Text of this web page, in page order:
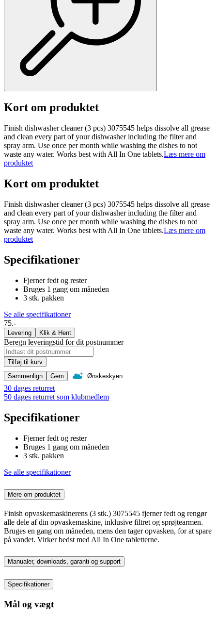
Kort om produktet
Finish dishwasher cleaner (3 pcs) 3075545 helps dissolve all grease
and clean every part of your dishwasher including the filter and
spray arm. Use once per month while washing the dishes to not
waste any water. Works best with All In One tablets.Læs mere om
produktet
Kort om produktet
Finish dishwasher cleaner (3 pcs) 3075545 helps dissolve all grease
and clean every part of your dishwasher including the filter and
spray arm. Use once per month while washing the dishes to not
waste any water. Works best with All In One tablets.Læs mere om
produktet
Specifikationer
Fjerner fedt og rester
Bruges 1 gang om måneden
3 stk. pakken
Se alle specifikationer
75.-
Levering Klik & Hent
Beregn leveringstid for dit postnummer
Tilføj til kurv
Sammenlign
Gem Ønskeskyen
30 dages returret
50 dages returret som klubmedlem
Specifikationer
Fjerner fedt og rester
Bruges 1 gang om måneden
3 stk. pakken
Se alle specifikationer
Mere om produktet
Finish opvaskemaskinerens (3 stk.) 3075545 fjerner fedt og rengør
alle dele af din opvaskemaskine, inklusive filtret og sprøjtearmen.
Bruges en gang om måneden, mens den tager opvasken, for at spare
på vandet. Virker bedst med All In One tabletterne.
Manualer, downloads, garanti og support
Specifikationer
Mål og vægt